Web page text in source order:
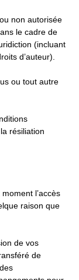
non autorisée
le cadre de
(incluant
d’auteur).
ou tout autre
résiliation
l’accès
raison que
de vos
de